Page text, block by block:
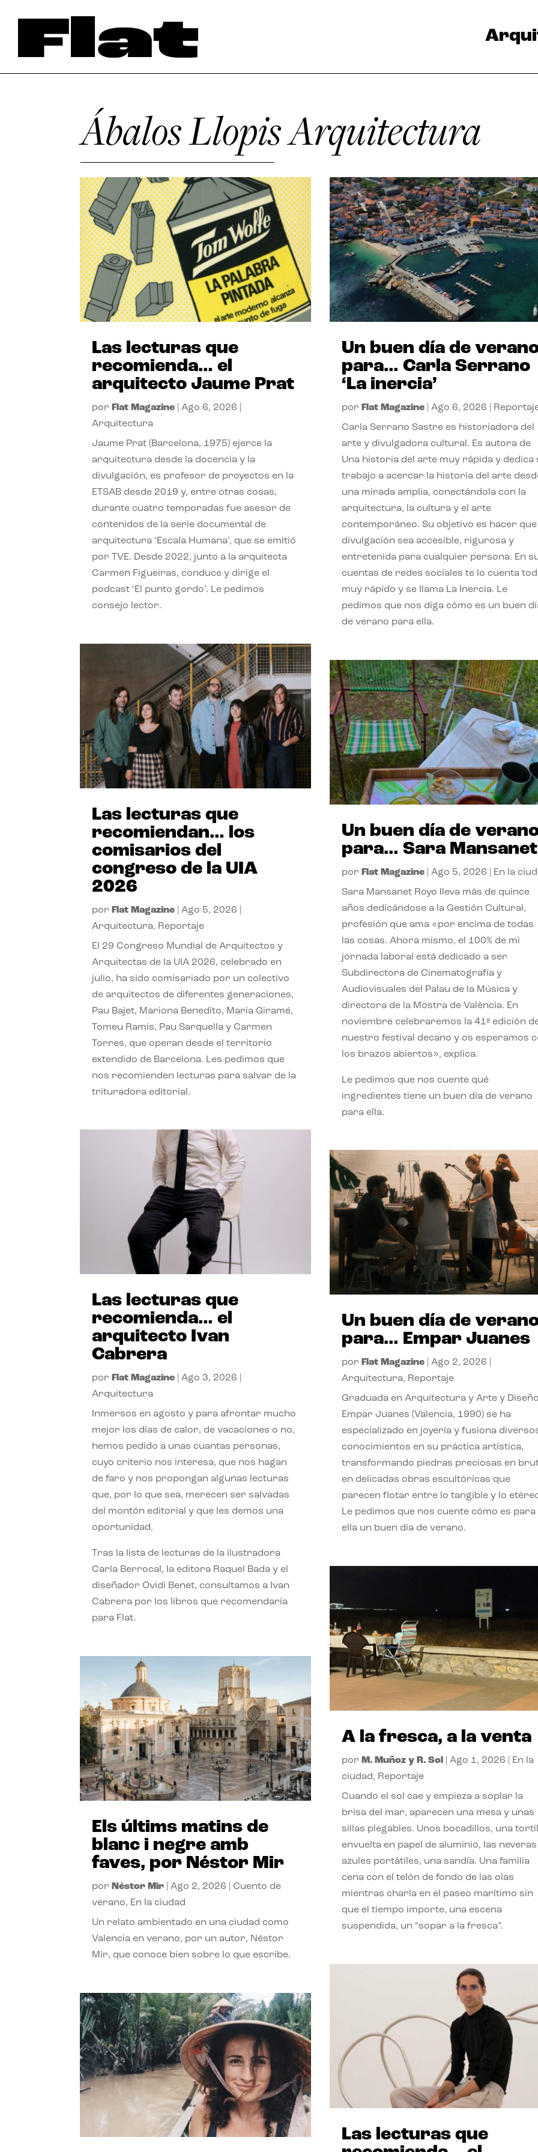
Ábalos Llopis Arquitectura
Las lecturas que
recomienda… el
arquitecto Jaume Prat
por Flat Magazine |Ago 6, 2026
Arquitectura
Jaume Prat (Barcelona, 1975) ejerce la
arquitectura desde la docencia y la
divulgación, es profesor de proyectos en la
ETSAB desde 2019 y, entre otras cosas,
durante cuatro temporadas fue asesor de
contenidos de la serie documental de
arquitectura ‘Escala Humana’, que se emitió
por TVE. Desde 2022, junto a la arquitecta
Carmen Figueiras, conduce y dirige el
podcast ‘El punto gordo’. Le pedimos
consejo lector.
Las lecturas que
recomiendan… los
comisarios del
congreso de la UIA
2026
por Flat Magazine |Ago 5, 2026
Arquitectura, Reportaje
El 29 Congreso Mundial de Arquitectos y
Arquitectas de la UIA 2026, celebrado en
julio, ha sido comisariado por un colectivo
de arquitectos de diferentes generaciones,
Pau Bajet, Mariona Benedito, Maria Giramé,
Tomeu Ramis, Pau Sarquella y Carmen
Torres, que operan desde el territorio
extendido de Barcelona. Les pedimos que
nos recomienden lecturas para salvar de la
trituradora editorial.
Las lecturas que
recomienda… el
arquitecto Ivan
Cabrera
por Flat Magazine |Ago 3, 2026
Arquitectura
Inmersos en agosto y para afrontar mucho
mejor los días de calor, de vacaciones o no,
hemos pedido a unas cuantas personas,
cuyo criterio nos interesa, que nos hagan
de faro y nos propongan algunas lecturas
que, por lo que sea, merecen ser salvadas
del montón editorial y que les demos una
oportunidad.
Tras la lista de lecturas de la ilustradora
Carla Berrocal, la editora Raquel Bada y el
diseñador Ovidi Benet, consultamos a Ivan
Cabrera por los libros que recomendaría
para Flat.
Els últims matins de
blanc i negre amb
faves, por Néstor Mir
por Néstor Mir |Ago 2, 2026 |Cuento de
verano, En la ciudad
Un relato ambientado en una ciudad como
Valencia en verano, por un autor, Néstor
Mir, que conoce bien sobre lo que escribe.
Un buen día de
para… Carla Serrano
‘La inercia’
por Flat Magazine| Ago 6, 2026
Carla Serrano Sastre es historiadora del
arte y divulgadora cultural. Es autora de
Una historia del arte muy rápida y dedica
trabajo a acercar la historia del arte
una mirada amplia, conectándola con la
arquitectura, la cultura y el arte
contemporáneo. Su objetivo es hacer que
divulgación sea accesible, rigurosa y
entretenida para cualquier persona. En
cuentas de redes sociales te lo cuenta
muy rápido y se llama La Inercia. Le
pedimos que nos diga cómo es un buen
de verano para ella.
Un buen día de
para… Sara Mansanet
por Flat Magazine| Ago 5, 2026 En la
Sara Mansanet Royo lleva más de quince
años dedicándose a la Gestión Cultural,
profesión que ama «por encima de todas
las cosas. Ahora mismo, el 100% de mi
jornada laboral está dedicado a ser
Subdirectora de Cinematografía y
Audiovisuales del Palau de la Música y
directora de la Mostra de València. En
noviembre celebraremos la 41ª edición
nuestro festival decano y os esperamos
los brazos abiertos», explica.
Le pedimos que nos cuente qué
ingredientes tiene un buen día de verano
para ella.
Un buen día de
para… Empar Juanes
por Flat Magazine| Ago 2, 2026
Arquitectura, Reportaje
Graduada en Arquitectura y Arte y
Empar Juanes (Valencia, 1990) se ha
especializado en joyería y fusiona
conocimientos en su práctica artística,
transformando piedras preciosas en
en delicadas obras escultóricas que
parecen flotar entre lo tangible y lo
Le pedimos que nos cuente cómo es para
ella un buen día de verano.
A la fresca, a la venta
por M. Muñoz y R. Sol Ago 1, 2026
En la
ciudad, Reportaje
Cuando el sol cae y empieza a soplar la
brisa del mar, aparecen una mesa y unas
sillas plegables. Unos bocadillos, una
envuelta en papel de aluminio, las neveras
azules portátiles, una sandía. Una familia
cena con el telón de fondo de las olas
mientras charla en el paseo marítimo sin
que el tiempo importe, una escena
suspendida, un “sopar a la fresca”.
Las lecturas que